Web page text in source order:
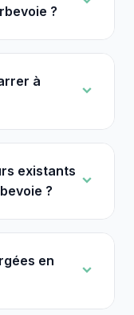
?
à
existants
?
en